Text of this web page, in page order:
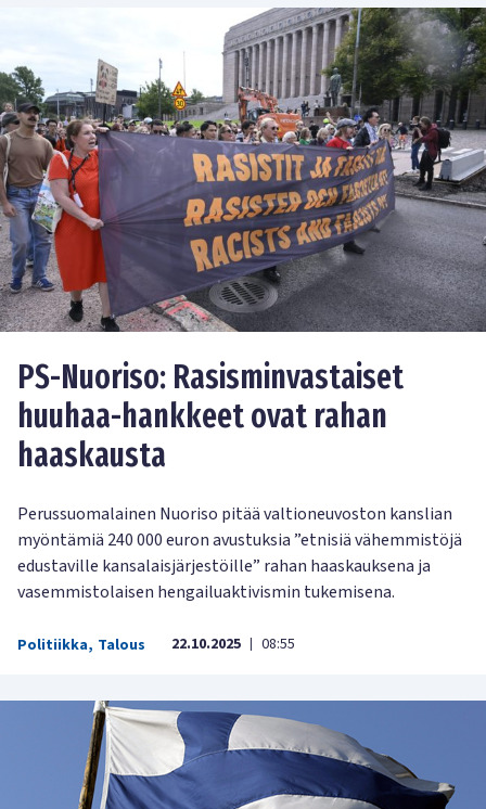
PS-Nuoriso: Rasisminvastaiset
huuhaa-hankkeet ovat rahan
haaskausta
Perussuomalainen Nuoriso pitää valtioneuvoston kanslian
myöntämiä 240 000 euron avustuksia ”etnisiä vähemmistöjä
edustaville kansalaisjärjestöille” rahan haaskauksena ja
vasemmistolaisen hengailuaktivismin tukemisena.
Politiikka, Talous 22.10.2025 | 08:55